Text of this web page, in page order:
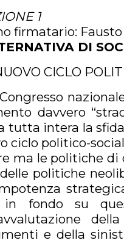
1
firmatario:
DI
CICLO
davvero
tutta intera la
ciclo politico-
ma le politiche di
politiche
fondo su
e della